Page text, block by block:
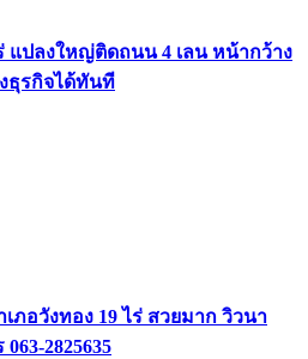
แปลงใหญ่ติดถนน 4 เลน หน้ากว้าง
ธุรกิจได้ทันที
อวังทอง 19 ไร่ สวยมาก วิวนา
2825635